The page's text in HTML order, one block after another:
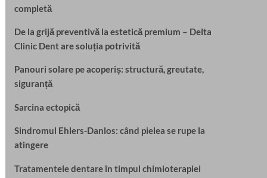
completă
De la grijă preventivă la estetică premium – Delta
Clinic Dent are soluția potrivită
Panouri solare pe acoperiș: structură, greutate,
siguranță
Sarcina ectopică
Sindromul Ehlers-Danlos: când pielea se rupe la
atingere
Tratamentele dentare în timpul chimioterapiei